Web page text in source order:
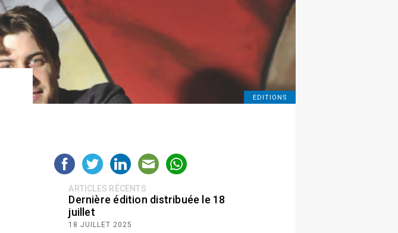
EDITIONS
ARTICLES RÉCENTS
Dernière édition distribuée le 18
juillet
18 JUILLET 2025